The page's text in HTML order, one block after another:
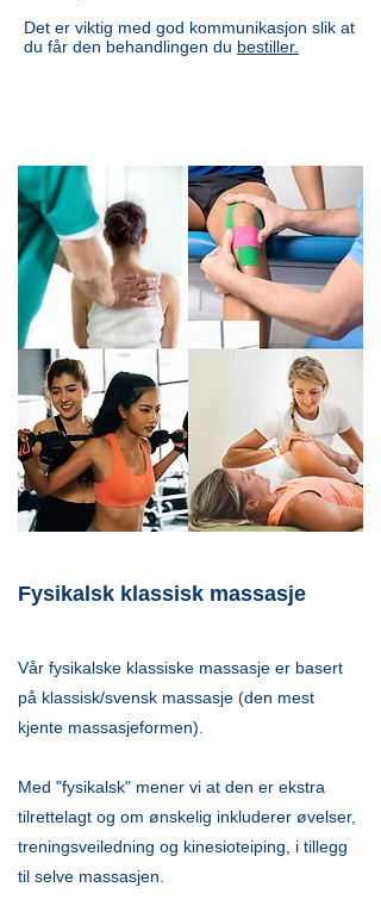
Det er viktig med god kommunikasjon slik at
du får den behandlingen du bestiller.
Fysikalsk klassisk massasje
Vår fysikalske klassiske massasje er basert
på klassisk/svensk massasje (den mest
kjente massasjeformen).
Med "fysikalsk" mener vi at den er ekstra
tilrettelagt og om ønskelig inkluderer øvelser,
treningsveiledning og kinesioteiping, i tillegg
til selve massasjen.